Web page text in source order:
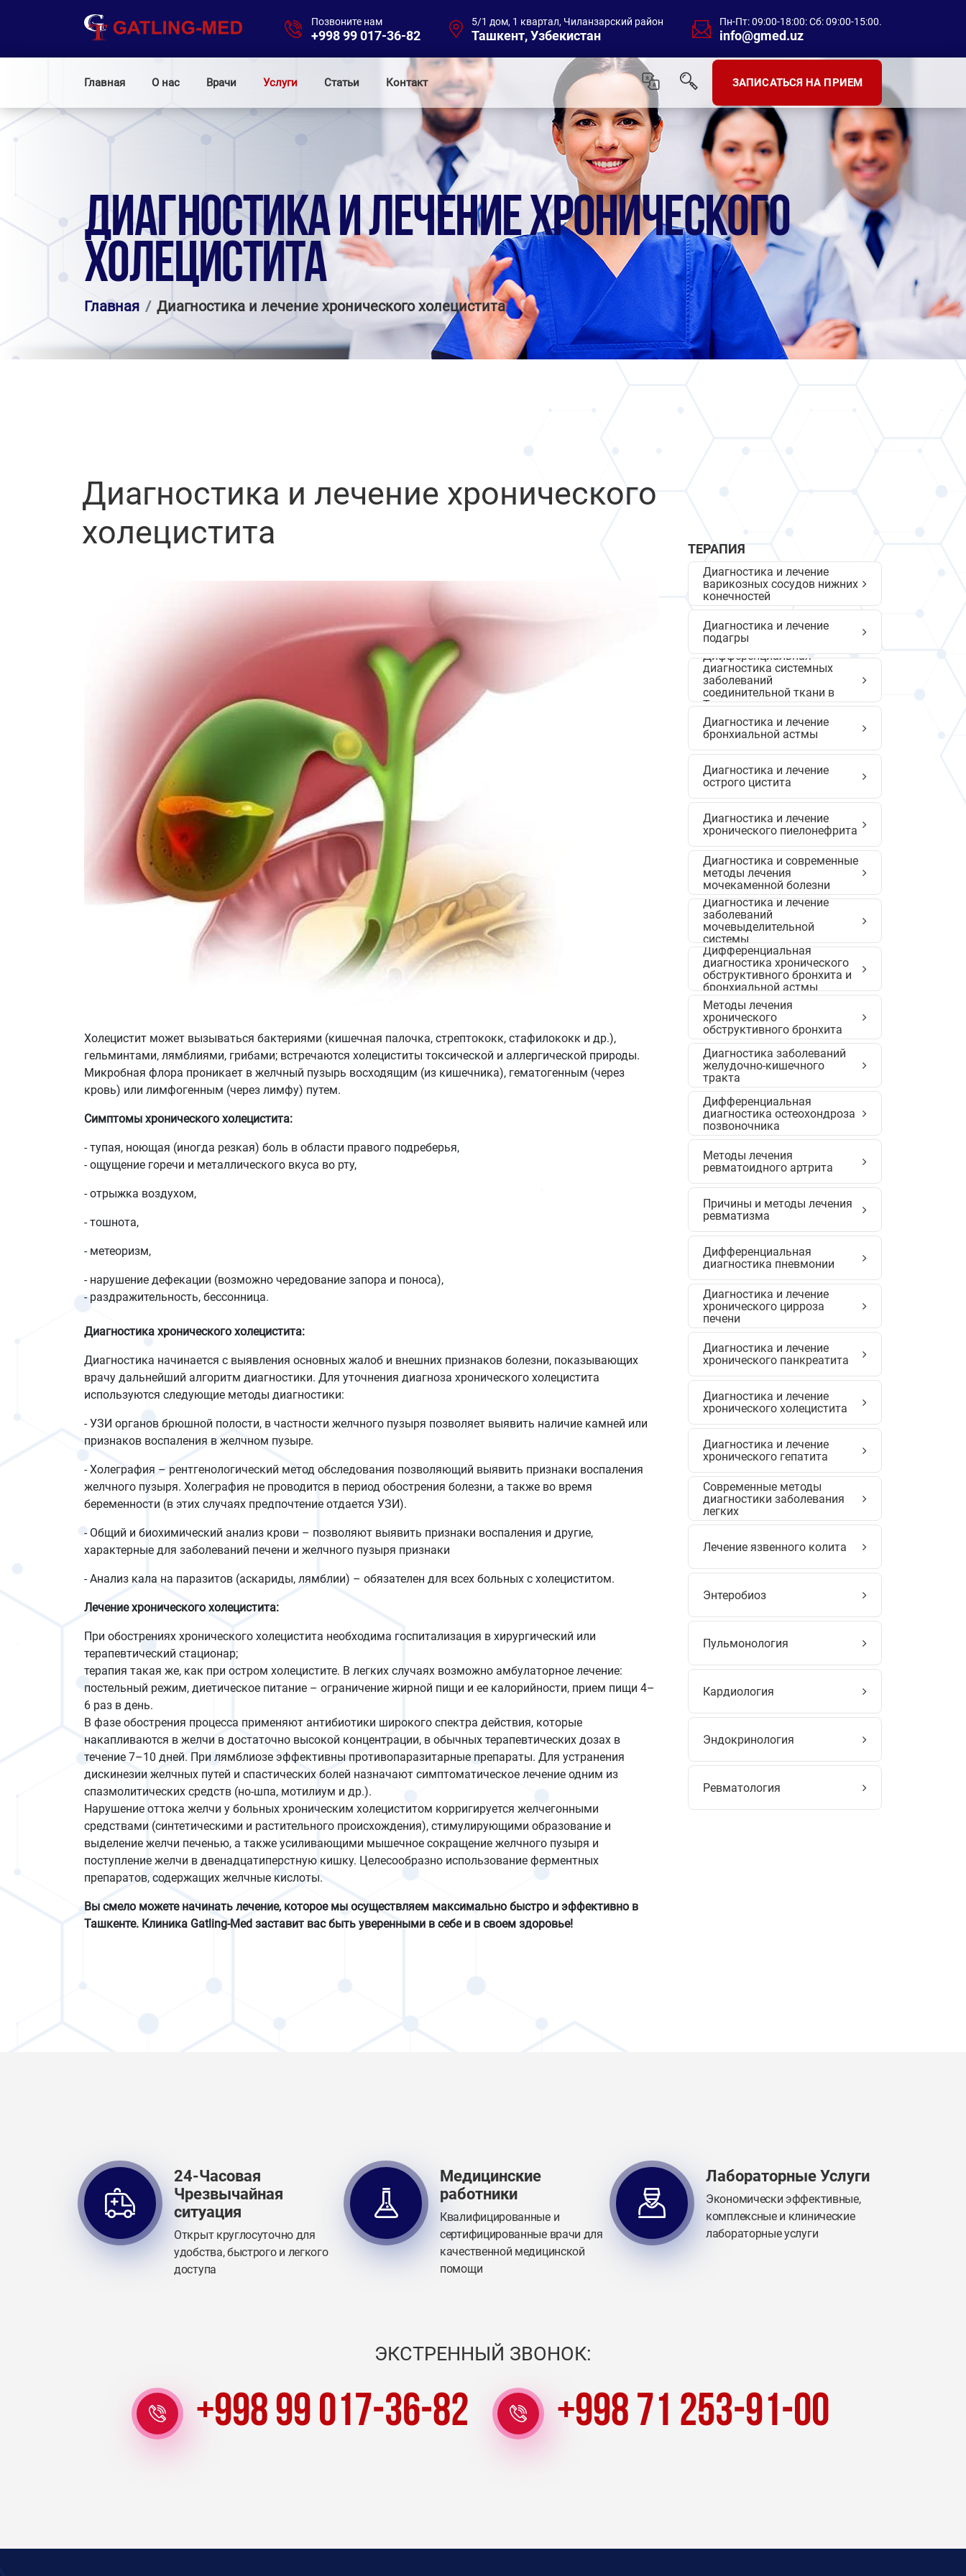
Позвоните нам
+998 99 017-36-82
5/1 дом, 1 квартал, Чиланзарский район
Ташкент, Узбекистан
Пн-Пт: 09:00-18:00: Сб: 09:00-15:00.
info@gmed.uz
Главная О нас Врачи Услуги Статьи Контакт ЗАПИСАТЬСЯ НА ПРИЕМ
ДИАГНОСТИКА И ЛЕЧЕНИЕ ХРОНИЧЕСКОГО
ХОЛЕЦИСТИТА
Главная Диагностика и лечение хронического холецистита
Диагностика и лечение хронического
холецистита
Холецистит может вызываться бактериями (кишечная палочка, стрептококк, стафилококк и др.),
гельминтами, лямблиями, грибами; встречаются холециститы токсической и аллергической природы.
Микробная флора проникает в желчный пузырь восходящим (из кишечника), гематогенным (через
кровь) или лимфогенным (через лимфу) путем.
Симптомы хронического холецистита:
- тупая, ноющая (иногда резкая) боль в области правого подреберья,
- ощущение горечи и металлического вкуса во рту,
- отрыжка воздухом,
- тошнота,
- метеоризм,
- нарушение дефекации (возможно чередование запора и поноса),
- раздражительность, бессонница.
Диагностика хронического холецистита:
Диагностика начинается с выявления основных жалоб и внешних признаков болезни, показывающих
врачу дальнейший алгоритм диагностики. Для уточнения диагноза хронического холецистита
используются следующие методы диагностики:
- УЗИ органов брюшной полости, в частности желчного пузыря позволяет выявить наличие камней или
признаков воспаления в желчном пузыре.
- Холеграфия – рентгенологический метод обследования позволяющий выявить признаки воспаления
желчного пузыря. Холеграфия не проводится в период обострения болезни, а также во время
беременности (в этих случаях предпочтение отдается УЗИ).
- Общий и биохимический анализ крови – позволяют выявить признаки воспаления и другие,
характерные для заболеваний печени и желчного пузыря признаки
- Анализ кала на паразитов (аскариды, лямблии) – обязателен для всех больных с холециститом.
Лечение хронического холецистита:
При обострениях хронического холецистита необходима госпитализация в хирургический или
терапевтический стационар;
терапия такая же, как при остром холецистите. В легких случаях возможно амбулаторное лечение:
постельный режим, диетическое питание – ограничение жирной пищи и ее калорийности, прием пищи 4–
6 раз в день.
В фазе обострения процесса применяют антибиотики широкого спектра действия, которые
накапливаются в желчи в достаточно высокой концентрации, в обычных терапевтических дозах в
течение 7–10 дней. При лямблиозе эффективны противопаразитарные препараты. Для устранения
дискинезии желчных путей и спастических болей назначают симптоматическое лечение одним из
спазмолитических средств (но-шпа, мотилиум и др.).
Нарушение оттока желчи у больных хроническим холециститом корригируется желчегонными
средствами (синтетическими и растительного происхождения), стимулирующими образование и
выделение желчи печенью, а также усиливающими мышечное сокращение желчного пузыря и
поступление желчи в двенадцатиперстную кишку. Целесообразно использование ферментных
препаратов, содержащих желчные кислоты.
Вы смело можете начинать лечение, которое мы осуществляем максимально быстро и эффективно в
Ташкенте. Клиника Gatling-Med заставит вас быть уверенными в себе и в своем здоровье!
ТЕРАПИЯ
Диагностика и лечение
варикозных сосудов нижних
конечностей
Диагностика и лечение
подагры
Дифференциальная
диагностика системных
заболеваний
соединительной ткани в
Ташкенте
Диагностика и лечение
бронхиальной астмы
Диагностика и лечение
острого цистита
Диагностика и лечение
хронического пиелонефрита
Диагностика и современные
методы лечения
мочекаменной болезни
Диагностика и лечение
заболеваний
мочевыделительной
системы
Дифференциальная
диагностика хронического
обструктивного бронхита и
бронхиальной астмы
Методы лечения
хронического
обструктивного бронхита
Диагностика заболеваний
желудочно-кишечного
тракта
Дифференциальная
диагностика остеохондроза
позвоночника
Методы лечения
ревматоидного артрита
Причины и методы лечения
ревматизма
Дифференциальная
диагностика пневмонии
Диагностика и лечение
хронического цирроза
печени
Диагностика и лечение
хронического панкреатита
Диагностика и лечение
хронического холецистита
Диагностика и лечение
хронического гепатита
Современные методы
диагностики заболевания
легких
Лечение язвенного колита
Энтеробиоз
Пульмонология
Кардиология
Эндокринология
Ревматология
24-Часовая
Чрезвычайная
ситуация
Открыт круглосуточно для
удобства, быстрого и легкого
доступа
Медицинские
работники
Квалифицированные и
сертифицированные врачи для
качественной медицинской
помощи
Лабораторные Услуги
Экономически эффективные,
комплексные и клинические
лабораторные услуги
ЭКСТРЕННЫЙ ЗВОНОК:
+998 99 017-36-82 +998 71 253-91-00